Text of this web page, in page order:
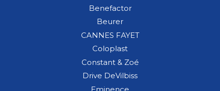
Benefactor
Beurer
CANNES FAYET
Coloplast
Constant & Zoé
Drive DeVilbiss